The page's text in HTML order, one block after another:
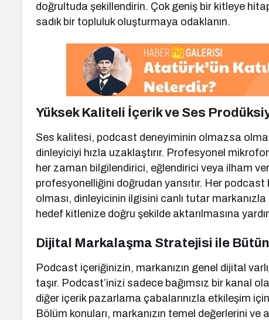
doğrultuda şekillendirin. Çok geniş bir kitleye
sadık bir topluluk oluşturmaya odaklanın.
Yüksek Kaliteli İçerik ve Ses
Ses kalitesi, podcast deneyiminin olmazsa
dinleyiciyi hızla uzaklaştırır. Profesyonel
her zaman bilgilendirici, eğlendirici veya ilham
profesyonelliğini doğrudan yansıtır. Her
olması, dinleyicinin ilgisini canlı tutar
hedef kitlenize doğru şekilde aktarılmasına
Dijital Markalaşma Stratejisi ile
Podcast içeriğinizin, markanızın genel dijital
taşır. Podcast’inizi sadece bağımsız bir kanal
diğer içerik pazarlama çabalarınızla etkileşim
Bölüm konuları, markanızın temel değerlerini